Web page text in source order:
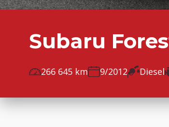
Subaru
266 645 km 9/2012 Diesel